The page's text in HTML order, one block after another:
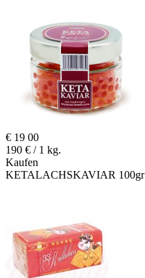
€ 19 00
190 € / 1 kg.
Kaufen
KETALACHSKAVIAR 100gr